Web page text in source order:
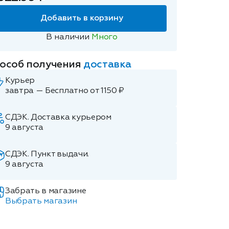
Добавить в корзину
В наличии Много
получения доставка
Курьер
завтра — Бесплатно от 1150 ₽
СДЭК. Доставка курьером
9 августа
СДЭК. Пункт выдачи.
9 августа
Забрать в магазине
Выбрать магазин